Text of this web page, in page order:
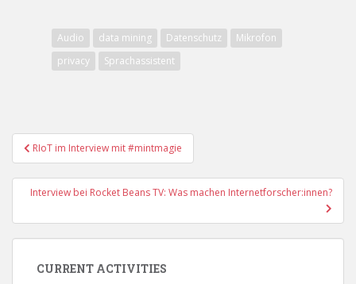
Audio data mining Datenschutz
Mikrofon
privacy
Sprachassistent
Post
navigation
RIoT im Interview mit #mintmagie
Interview bei Rocket Beans TV: Was machen Internetforscher:innen?
CURRENT ACTIVITIES